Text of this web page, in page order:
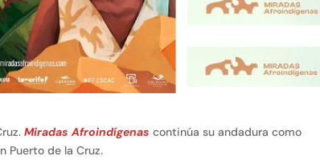
Miradas Afroindígenas continúa su andadura como
Puerto de la Cruz.